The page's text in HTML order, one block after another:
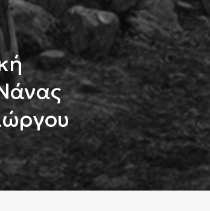
The Story
Επικοινωνία
Όροι Χρήσης
Πολιτική Απορρήτου